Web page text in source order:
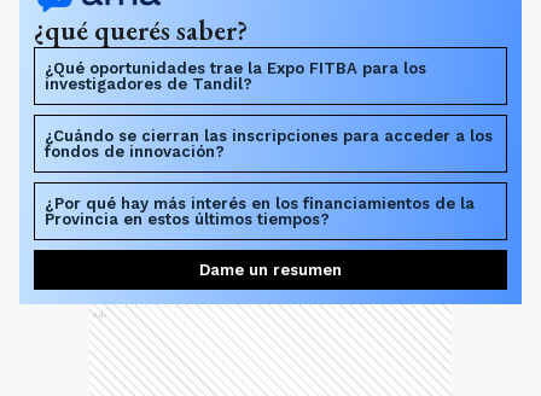
¿qué querés saber?
¿Qué oportunidades trae la Expo FITBA para los
investigadores de Tandil?
¿Cuándo se cierran las inscripciones para acceder a los
fondos de innovación?
¿Por qué hay más interés en los financiamientos de la
Provincia en estos últimos tiempos?
Dame un resumen
Ads